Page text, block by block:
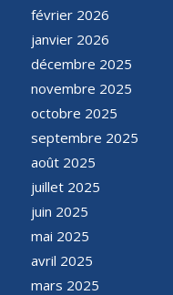
février 2026
janvier 2026
décembre 2025
novembre 2025
octobre 2025
septembre 2025
août 2025
juillet 2025
juin 2025
mai 2025
avril 2025
mars 2025